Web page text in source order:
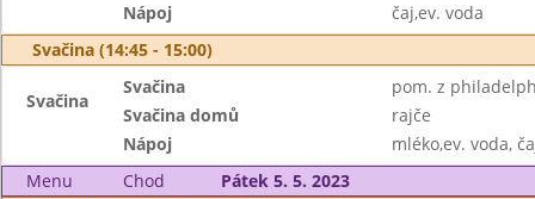
Nápoj
čaj,ev. voda
Svačina (14:45 - 15:00)
Svačina
Svačina
pom. z
Svačina domů
rajče
Nápoj
mléko,ev. voda,
Menu
Chod
Pátek 5. 5. 2023